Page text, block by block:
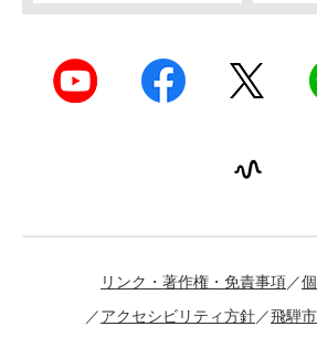
リンク・著作権・免責事項
アクセシビリティ方針
飛騨